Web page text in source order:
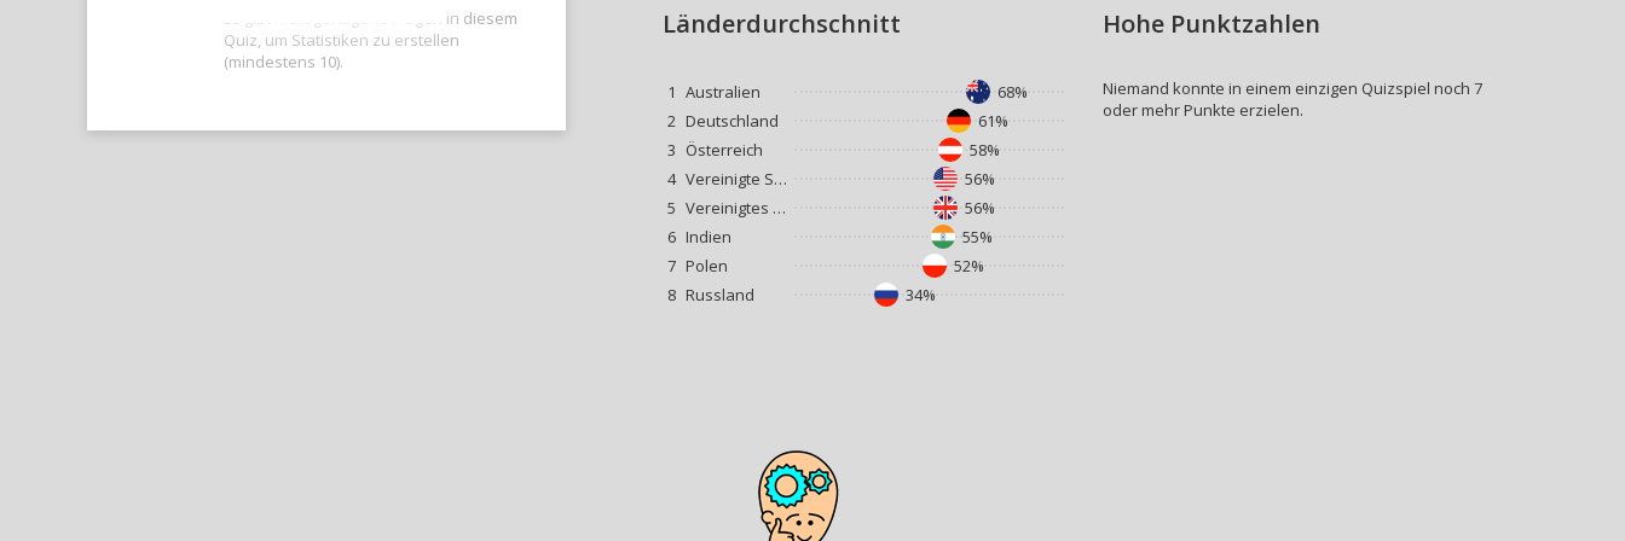
Es gibt nicht genügend Fragen in diesem
Quiz, um Statistiken zu erstellen
(mindestens 10).
Länderdurchschnitt
1 Australien
68%
2 Deutschland
61%
3 Österreich
58%
4
Vereinigte Staaten
56%
5
Vereinigtes Königreich
56%
6 Indien
55%
7 Polen
52%
8 Russland 34%
Hohe Punktzahlen
Niemand konnte in einem einzigen Quizspiel noch 7
oder mehr Punkte erzielen.